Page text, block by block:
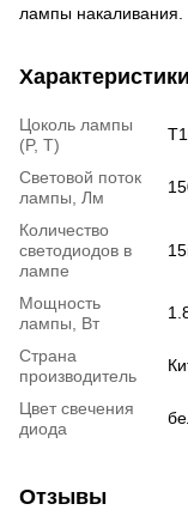
лампы
Характеристики
Цоколь лампы
(P, T)
Световой поток
лампы, Лм
Количество
светодиодов в
лампе
Мощность
лампы, Вт
Страна
производитель
Цвет свечения
диода
Отзывы